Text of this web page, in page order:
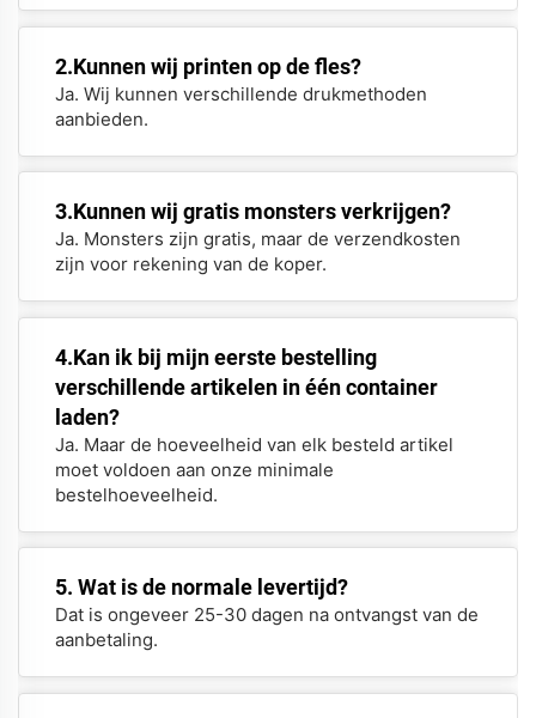
2.Kunnen wij printen op de fles?
Ja. Wij kunnen verschillende drukmethoden
aanbieden.
3.Kunnen wij gratis monsters verkrijgen?
Ja. Monsters zijn gratis, maar de verzendkosten
zijn voor rekening van de koper.
4.Kan ik bij mijn eerste bestelling
verschillende artikelen in één container
laden?
Ja. Maar de hoeveelheid van elk besteld artikel
moet voldoen aan onze minimale
bestelhoeveelheid.
5. Wat is de normale levertijd?
Dat is ongeveer 25-30 dagen na ontvangst van de
aanbetaling.